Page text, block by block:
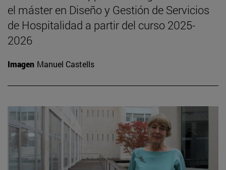
el máster en Diseño y Gestión de Servicios
de Hospitalidad a partir del curso 2025-
2026
Imagen Manuel Castells